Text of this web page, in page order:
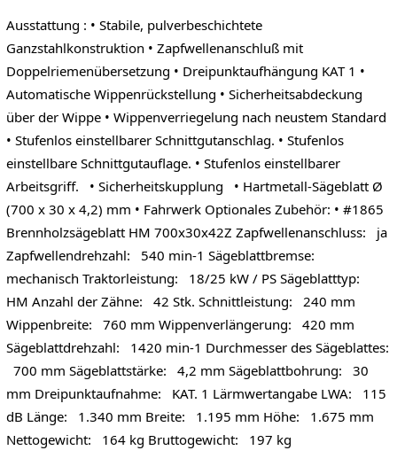
Ausstattung : • Stabile, pulverbeschichtete
Ganzstahlkonstruktion • Zapfwellenanschluß mit
Doppelriemenübersetzung • Dreipunktaufhängung KAT 1 •
Automatische Wippenrückstellung • Sicherheitsabdeckung
über der Wippe • Wippenverriegelung nach neustem Standard
• Stufenlos einstellbarer Schnittgutanschlag. • Stufenlos
einstellbare Schnittgutauflage. • Stufenlos einstellbarer
Arbeitsgriff. • Sicherheitskupplung • Hartmetall-Sägeblatt Ø
(700 x 30 x 4,2) mm • Fahrwerk Optionales Zubehör: • #1865
Brennholzsägeblatt HM 700x30x42Z Zapfwellenanschluss: ja
Zapfwellendrehzahl: 540 min-1 Sägeblattbremse:
mechanisch Traktorleistung: 18/25 kW / PS Sägeblatttyp:
HM Anzahl der Zähne: 42 Stk. Schnittleistung: 240 mm
Wippenbreite: 760 mm Wippenverlängerung: 420 mm
Sägeblattdrehzahl: 1420 min-1 Durchmesser des Sägeblattes:
700 mm Sägeblattstärke: 4,2 mm Sägeblattbohrung: 30
mm Dreipunktaufnahme: KAT. 1 Lärmwertangabe LWA: 115
dB Länge: 1.340 mm Breite: 1.195 mm Höhe: 1.675 mm
Nettogewicht: 164 kg Bruttogewicht: 197 kg